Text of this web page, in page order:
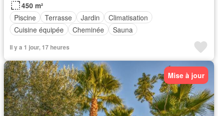
450 m²
Piscine
Terrasse Jardin
Climatisation
Cuisine équipée
Cheminée Sauna
Il y a 1 jour, 17 heures
Mise à jour